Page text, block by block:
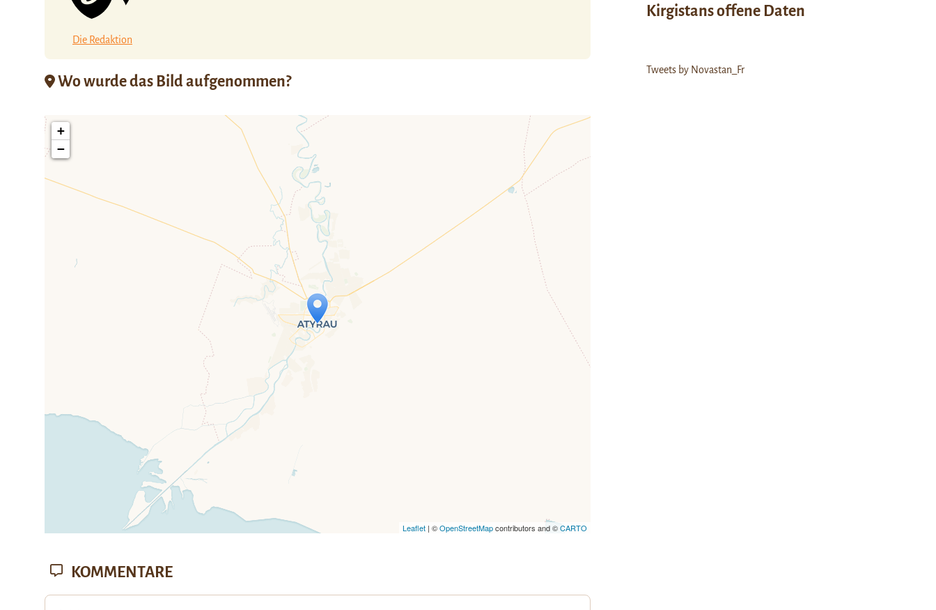
Die Redaktion
Wo wurde das Bild aufgenommen?
Travelers' Map wird geladen …
Wenn du dies siehst, nachdem deine Seite vollständig geladen wurde,
fehlen leafletJS-Dateien.
+
−
Leaflet | ©OpenStreetMapcontributors and ©CARTO
Kirgistans offene Daten
Tweets by Novastan_Fr
KOMMENTARE